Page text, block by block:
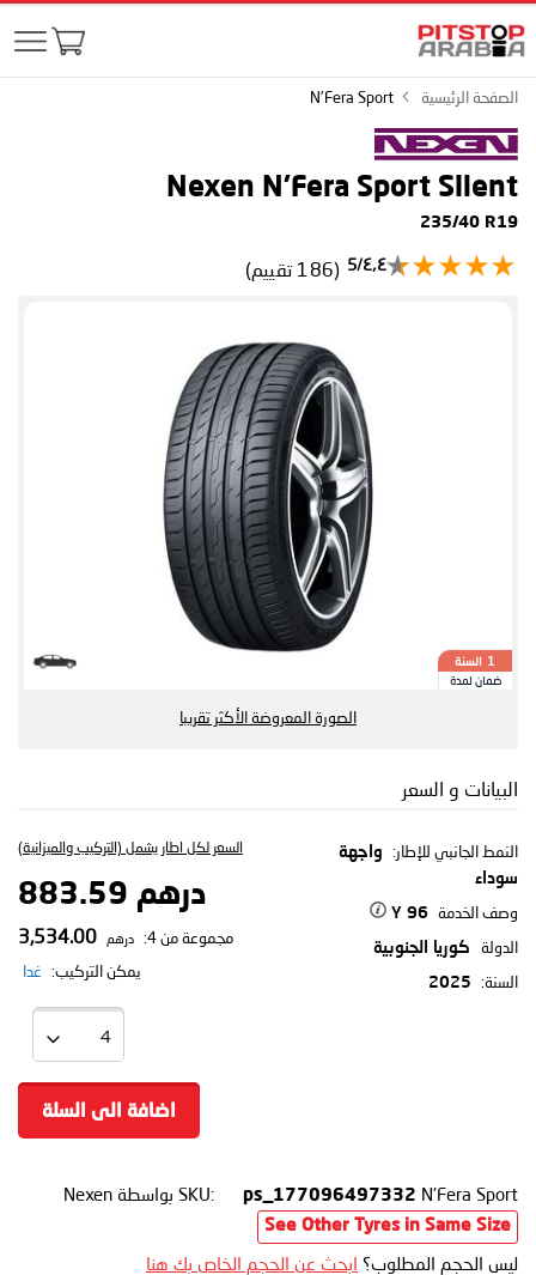
الصفحة الرئيسية N'Fera Sport
Nexen N'Fera Sport Silent
235/40 R19
٤٫٤/5 (186 تقييم)
1 السنة
ضمان لمدة
الصورة المعروضة الأكثر تقريبا
البيانات و السعر
النمط الجانبي للإطار:
واجهة
سوداء
وصف الخدمة 96 Y
الدولة كوريا الجنوبية
السنة: 2025
السعر لكل اطار يشمل (التركيب والميزانية)
درهم 883.59
مجموعة من 4: درهم
يمكن التركيب: غدا
اضافة الى السلة
SKU: ps_177096497332 N'Fera Sport بواسطة Nexen
See Other Tyres in Same Size
ليس الحجم المطلوب؟ ابحث عن الحجم الخاص بك هنا